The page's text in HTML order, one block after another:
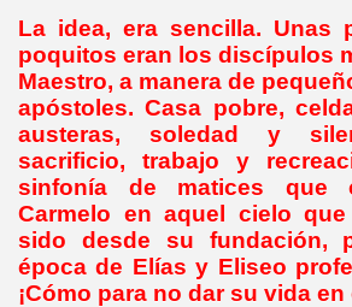
La idea, era sencilla. Unas
poquitos eran los discípulos
Maestro, a manera de
apóstoles. Casa pobre,
austeras, soledad y
sacrificio, trabajo y
sinfonía de matices que
Carmelo en aquel cielo
sido desde su fundación,
época de Elías y Eliseo
¡Cómo para no dar su vida